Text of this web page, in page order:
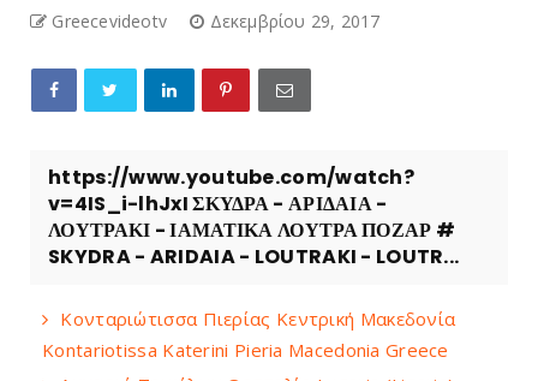
Greecevideotv Δεκεμβρίου 29, 2017
https://www.youtube.com/watch?
v=4IS_i-lhJxI ΣΚΥΔΡΑ - ΑΡΙΔΑΙΑ -
ΛΟΥΤΡΑΚΙ - ΙΑΜΑΤΙΚΑ ΛΟΥΤΡΑ ΠΟΖΑΡ #
SKYDRA - ARIDAIA - LOUTRAKI - LOUTR...
Κονταριώτισσα Πιερίας Κεντρική Μακεδονία
Kontariotissa Katerini Pieria Macedonia Greece